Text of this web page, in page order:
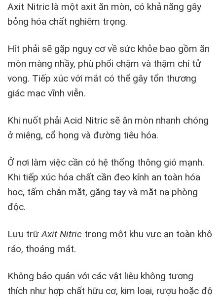
Axit Nitric là một axit ăn mòn, có khả năng gây
bỏng hóa chất nghiêm trọng.
Hít phải sẽ gặp nguy cơ về sức khỏe bao gồm ăn
mòn màng nhầy, phù phổi chậm và thậm chí tử
vong. Tiếp xúc với mắt có thể gây tổn thương
giác mạc vĩnh viễn.
Khi nuốt phải Acid Nitric sẽ ăn mòn nhanh chóng
ở miệng, cổ họng và đường tiêu hóa.
Ở nơi làm việc cần có hệ thống thông gió mạnh.
Khi tiếp xúc hóa chất cần đeo kính an toàn hóa
học, tấm chắn mặt, găng tay và mặt nạ phòng
độc.
Lưu trữAxit Nitric trong một khu vực an toàn khô
ráo, thoáng mát.
Không bảo quản với các vật liệu không tương
thích như hợp chất hữu cơ, kim loại, rượu hoặc độ